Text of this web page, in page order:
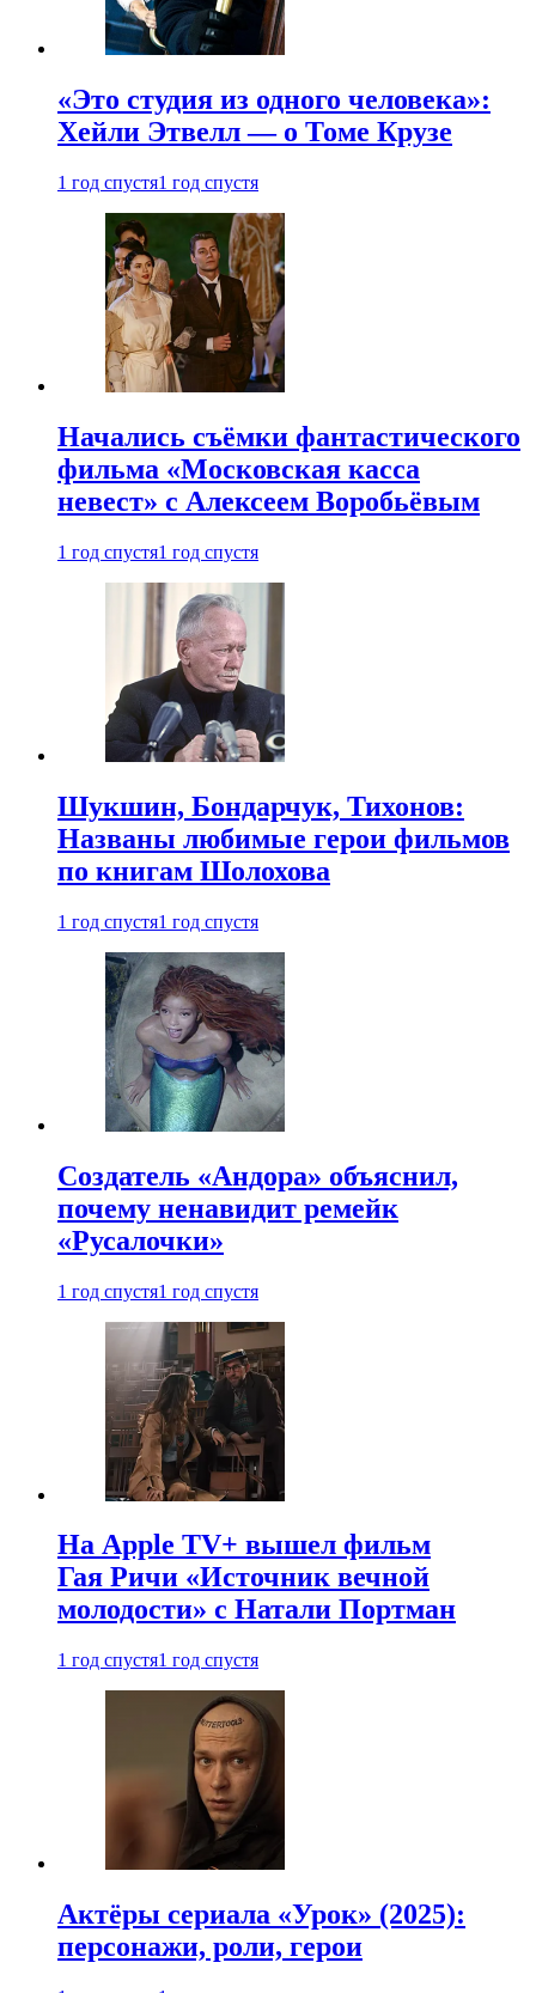
«Это студия из одного человека»:
Хейли Этвелл — о Томе Крузе
1 год спустя1 год спустя
Начались съёмки фантастического
фильма «Московская касса
невест» с Алексеем Воробьёвым
1 год спустя1 год спустя
Шукшин, Бондарчук, Тихонов:
Названы любимые герои фильмов
по книгам Шолохова
1 год спустя1 год спустя
Создатель «Андора» объяснил,
почему ненавидит ремейк
«Русалочки»
1 год спустя1 год спустя
На Apple TV+ вышел фильм
Гая Ричи «Источник вечной
молодости» с Натали Портман
1 год спустя1 год спустя
Актёры сериала «Урок» (2025):
персонажи, роли, герои